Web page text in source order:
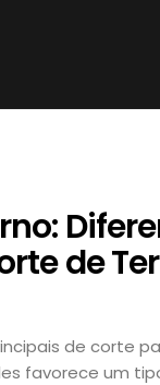
de
de corte
favorece um